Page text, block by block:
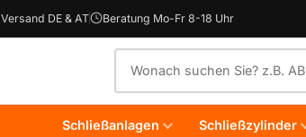
Versand DE & AT Beratung Mo-Fr 8-18 Uhr
Schließanlagen Schließzylinder